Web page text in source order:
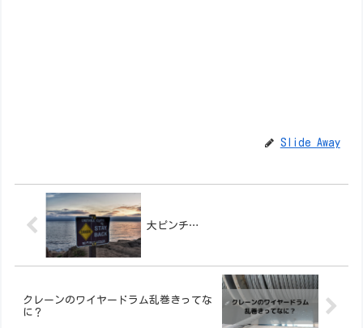
Slide Away
大ピンチ…
クレーンのワイヤードラム乱巻きってな
に？